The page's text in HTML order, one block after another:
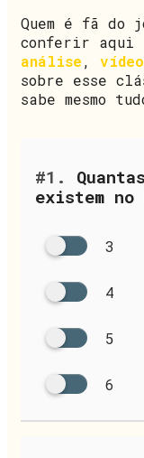
Quem é fã do
conferir aqui
análise, vídeo
sobre esse
sabe mesmo
#1.
existem no
3
4
5
6